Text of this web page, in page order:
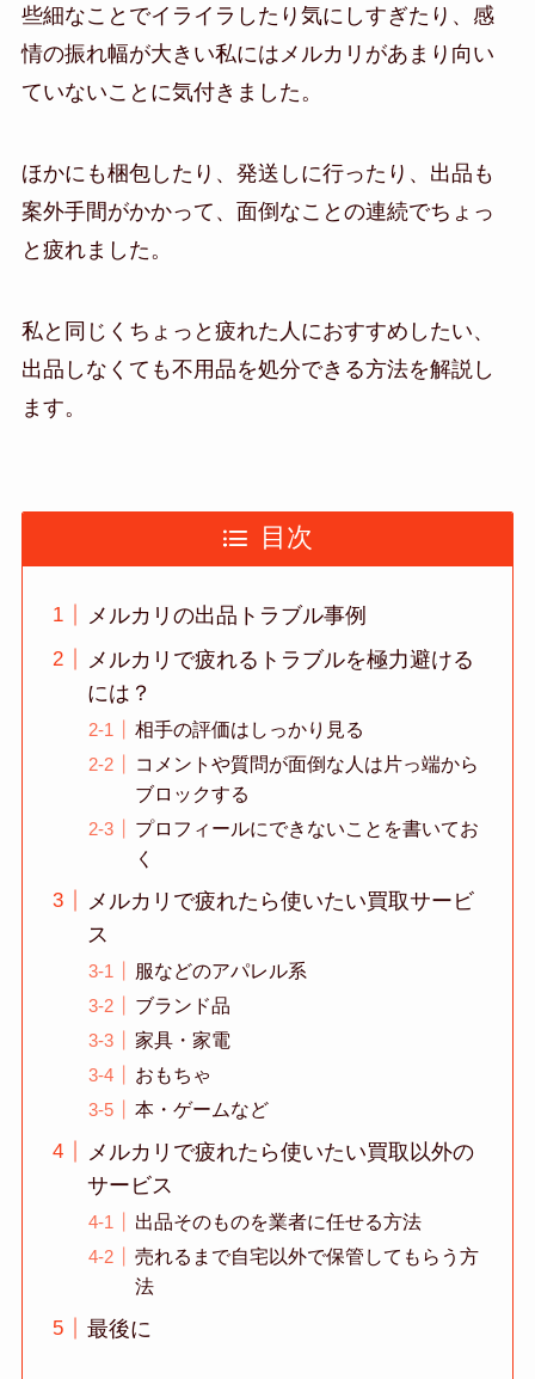
些細なことでイライラしたり気にしすぎたり、感
情の振れ幅が大きい私にはメルカリがあまり向い
ていないことに気付きました。
ほかにも梱包したり、発送しに行ったり、出品も
案外手間がかかって、面倒なことの連続でちょっ
と疲れました。
私と同じくちょっと疲れた人におすすめしたい、
出品しなくても不用品を処分できる方法を解説し
ます。
目次
メルカリの出品トラブル事例
メルカリで疲れるトラブルを極力避ける
には？
相手の評価はしっかり見る
コメントや質問が面倒な人は片っ端から
ブロックする
プロフィールにできないことを書いてお
く
メルカリで疲れたら使いたい買取サービ
ス
服などのアパレル系
ブランド品
家具・家電
おもちゃ
本・ゲームなど
メルカリで疲れたら使いたい買取以外の
サービス
出品そのものを業者に任せる方法
売れるまで自宅以外で保管してもらう方
法
最後に